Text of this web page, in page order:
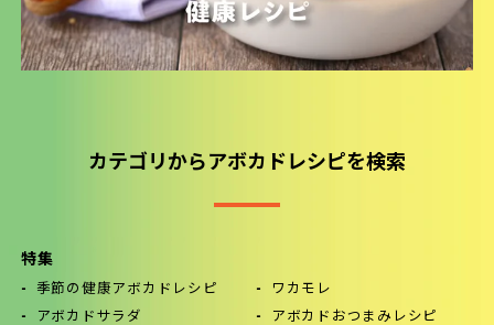
カテゴリからアボカドレシピを検索
特集
季節の健康アボカドレシピ ワカモレ
アボカドサラダ アボカドおつまみレシピ